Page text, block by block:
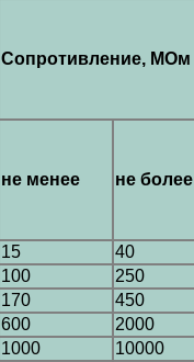
Сопротивление, МОм
не менее не более
15 40
100
250
170
450
600
2000
1000
10000